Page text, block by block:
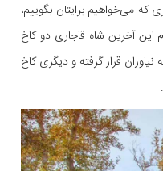
که می‌خواهیم برایتان بگوییم،
آخرین شاه قاجاری دو کاخ
قرار گرفته و دیگری کاخ